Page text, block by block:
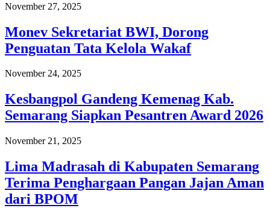
November 27, 2025
Monev Sekretariat BWI, Dorong
Penguatan Tata Kelola Wakaf
November 24, 2025
Kesbangpol Gandeng Kemenag Kab.
Semarang Siapkan Pesantren Award 2026
November 21, 2025
Lima Madrasah di Kabupaten Semarang
Terima Penghargaan Pangan Jajan Aman
dari BPOM